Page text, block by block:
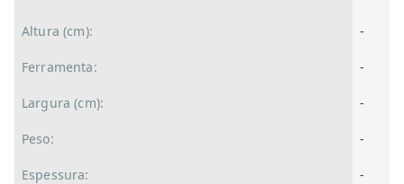
Altura (cm): -
Ferramenta: -
Largura (cm): -
Peso: -
Espessura: -